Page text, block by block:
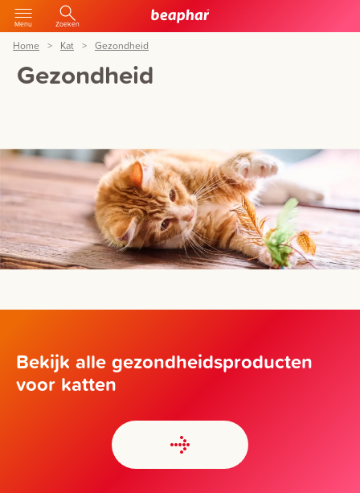
Menu Zoeken
Home Kat Gezondheid
Gezondheid
Bekijk alle gezondheidsproducten
voor katten